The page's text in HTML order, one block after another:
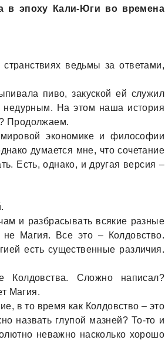
в эпоху Кали-Юги во времена
ведьмы за ответами,
пиво, закуской ей служил
На этом наша история
Продолжаем.
экономике и философии
думается мне, что сочетание
Есть, однако, и другая версия –
и разбрасывать всякие разные
Магия. Все это – Колдовство.
есть существенные различия.
Колдовства. Сложно написал?
Магия.
в то время как Колдовство – это
назвать глупой мазней? То-то и
неважно насколько хорошо